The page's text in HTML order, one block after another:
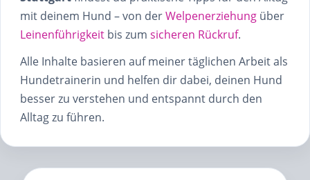
mit deinem Hund – von derWelpenerziehung über
Leinenführigkeit bis zum sicheren Rückruf.
Alle Inhalte basieren auf meiner täglichen Arbeit als
Hundetrainerin und helfen dir dabei, deinen Hund
besser zu verstehen und entspannt durch den
Alltag zu führen.